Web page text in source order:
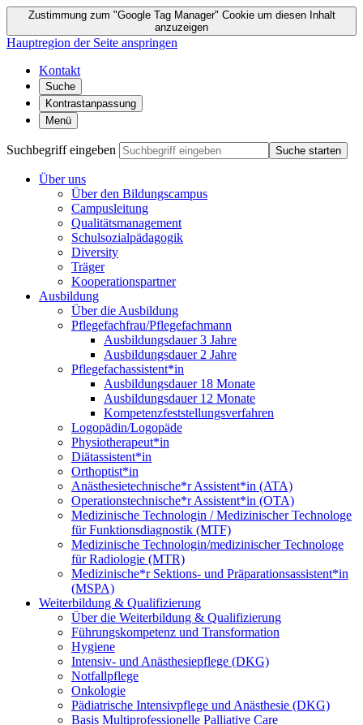
Zustimmung zum "Google Tag Manager" Cookie um diesen Inhalt
anzuzeigen
Hauptregion der Seite anspringen
Kontakt
Suche
Kontrastanpassung
Menü
Suchbegriff eingeben Suche starten
Über uns
Über den Bildungscampus
Campusleitung
Qualitätsmanagement
Schulsozialpädagogik
Diversity
Träger
Kooperationspartner
Ausbildung
Über die Ausbildung
Pflegefachfrau/Pflegefachmann
Ausbildungsdauer 3 Jahre
Ausbildungsdauer 2 Jahre
Pflegefachassistent*in
Ausbildungsdauer 18 Monate
Ausbildungsdauer 12 Monate
Kompetenzfeststellungsverfahren
Logopädin/Logopäde
Physiotherapeut*in
Diätassistent*in
Orthoptist*in
Anästhesietechnische*r Assistent*in (ATA)
Operationstechnische*r Assistent*in (OTA)
Medizinische Technologin / Medizinischer Technologe
für Funktionsdiagnostik (MTF)
Medizinische Technologin/medizinischer Technologe
für Radiologie (MTR)
Medizinische*r Sektions- und Präparationsassistent*in
(MSPA)
Weiterbildung & Qualifizierung
Über die Weiterbildung & Qualifizierung
Führungskompetenz und Transformation
Hygiene
Intensiv- und Anästhesiepflege (DKG)
Notfallpflege
Onkologie
Pädiatrische Intensivpflege und Anästhesie (DKG)
Basis Multiprofessionelle Palliative Care